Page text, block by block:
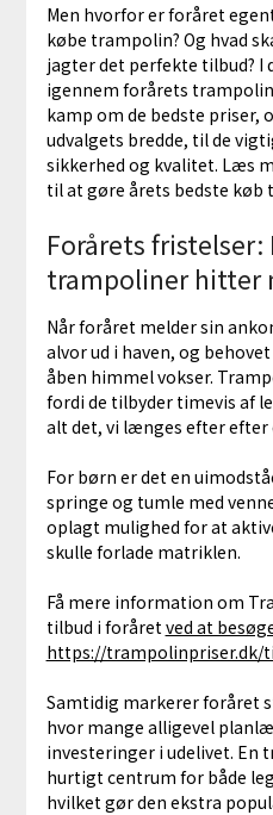
Men hvorfor er foråret
købe trampolin? Og hvad
jagter det perfekte tilbud? I
igennem forårets
kamp om de bedste priser,
udvalgets bredde, til de
sikkerhed og kvalitet. Læs
til at gøre årets bedste køb
Forårets fristelser:
trampoliner hitter
Når foråret melder sin
alvor ud i haven, og
åben himmel vokser.
fordi de tilbyder timevis af
alt det, vi længes efter efter
For børn er det en
springe og tumle med
oplagt mulighed for at
skulle forlade matriklen.
Få mere information om
tilbud i foråret ved at
https://trampolinpriser.dk/
Samtidig markerer foråret
hvor mange alligevel
investeringer i udelivet. En
hurtigt centrum for både
hvilket gør den ekstra